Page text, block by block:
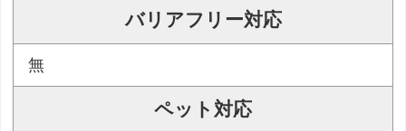
バリアフリー対応
無
ペット対応